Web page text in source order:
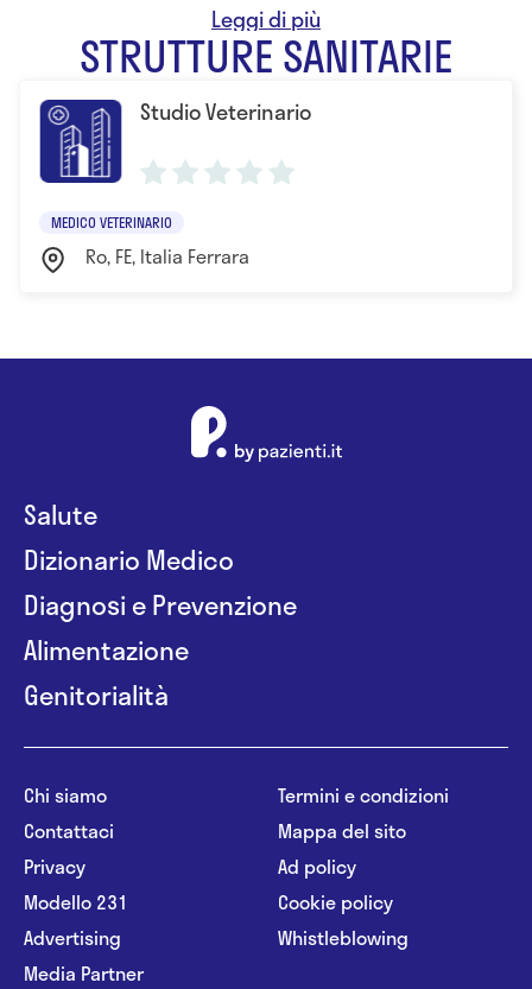
STRUTTURE SANITARIE
Studio Veterinario
MEDICO VETERINARIO
Ro, FE, Italia Ferrara
Salute
Dizionario Medico
Diagnosi e Prevenzione
Alimentazione
Genitorialità
Chi siamo
Contattaci
Privacy
Modello 231
Advertising
Media Partner
Termini e condizioni
Mappa del sito
Ad policy
Cookie policy
Whistleblowing